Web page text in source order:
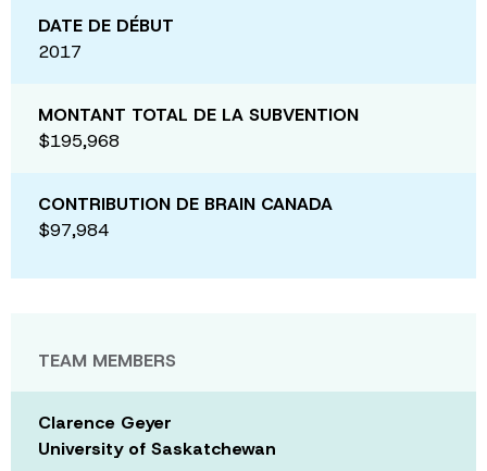
DATE DE DÉBUT
2017
MONTANT TOTAL DE LA SUBVENTION
$195,968
CONTRIBUTION DE BRAIN CANADA
$97,984
TEAM MEMBERS
Clarence Geyer
University of Saskatchewan